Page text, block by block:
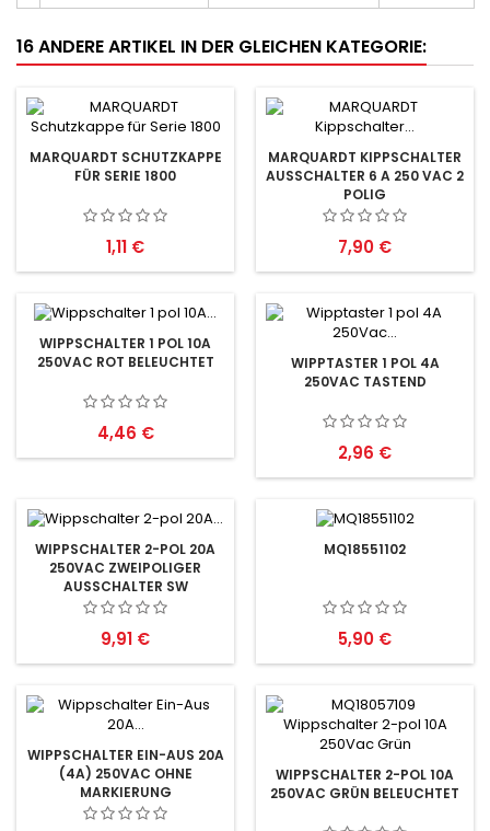
16 ANDERE ARTIKEL IN DER GLEICHEN KATEGORIE:
MARQUARDT SCHUTZKAPPE
FÜR SERIE 1800
Preis
1,11 €
MARQUARDT KIPPSCHALTER
AUSSCHALTER 6 A 250 VAC 2
POLIG
Preis
7,90 €
WIPPSCHALTER 1 POL 10A
250VAC ROT BELEUCHTET
Preis
4,46 €
WIPPTASTER 1 POL 4A
250VAC TASTEND
Preis
2,96 €
WIPPSCHALTER 2-POL 20A
250VAC ZWEIPOLIGER
AUSSCHALTER SW
Preis
9,91 €
MQ18551102
Preis
5,90 €
WIPPSCHALTER EIN-AUS 20A
(4A) 250VAC OHNE
MARKIERUNG
WIPPSCHALTER 2-POL 10A
250VAC GRÜN BELEUCHTET